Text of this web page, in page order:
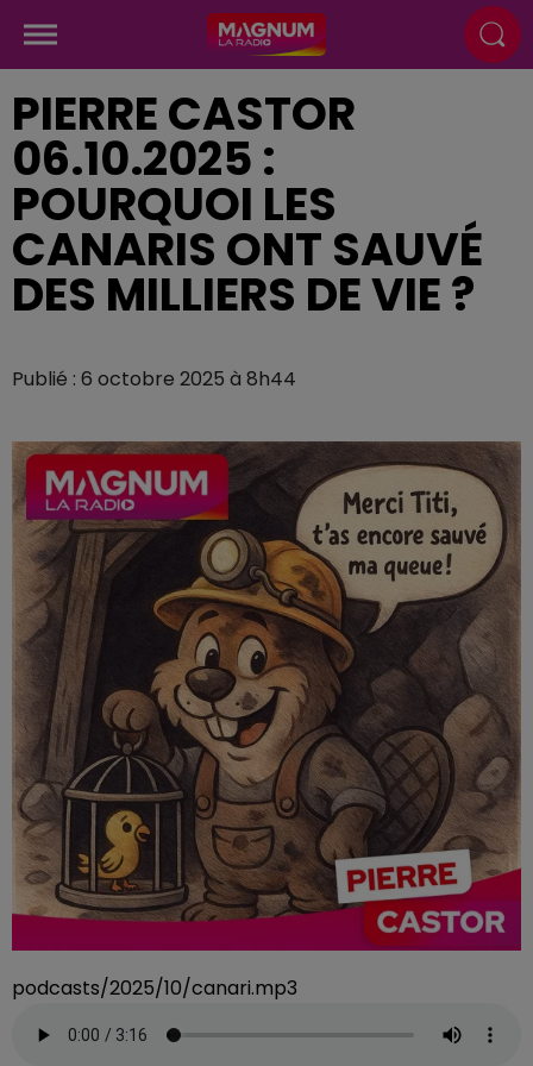
PIERRE CASTOR
06.10.2025 :
POURQUOI LES
CANARIS ONT SAUVÉ
DES MILLIERS DE VIE ?
Publié : 6 octobre 2025 à 8h44
podcasts/2025/10/canari.mp3